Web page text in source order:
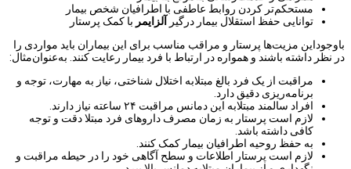
مستحکم‌تر کردن روابط عاطفی با اطرافیان شخص بیمار
توانایی حفظ استقلال بیمار درگیر
آلزایمر با کمک پرستار
باوجوداین مزیت‌ها پرستار و مراقب مناسب برای این بیماران باید مواردی را
در نظر داشته باشند و همواره در ارتباط با فرد بیمار رعایت کنند. به‌عنوان‌مثال:
مراقبت از یک فرد بالغ مبتلابه اختلال شناختی، نیاز به مهارت، توجه و
برنامه‌ریزی دقیق دارد.
افراد سالمند مبتلابه این دمانس مراقبت ۲۴ ساعته نیاز دارند.
لازم است پرستار به زمان مصرف داروهای فرد مبتلا دقت و توجه
کافی داشته باشد.
به حفظ روحیه اطرافیان بیمار کمک کنند.
لازم است پرستار اطلاعات و سطح آگاهی خود را در حیطه مراقبت و